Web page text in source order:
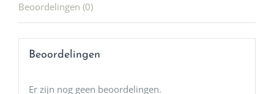
Beoordelingen (0)
Beoordelingen
Er zijn nog geen beoordelingen.